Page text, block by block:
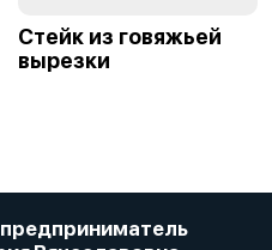
Стейк из говяжьей
вырезки